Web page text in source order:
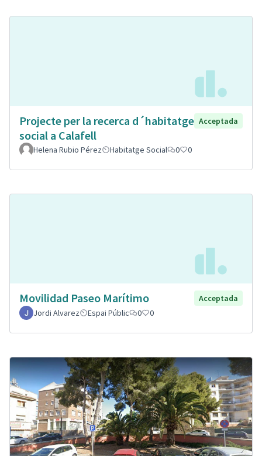
Projecte per la recerca d´habitatge
social a Calafell
Acceptada
Helena Rubio Pérez Habitatge Social 0 0
Movilidad Paseo Marítimo
Acceptada
Jordi Alvarez
Espai Públic 0 0